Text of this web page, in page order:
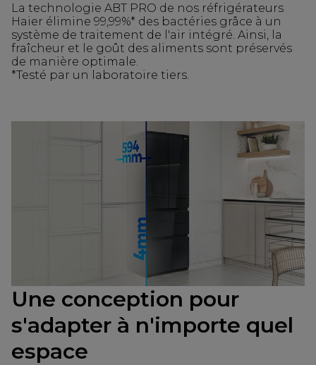
La technologie ABT PRO de nos réfrigérateurs
Haier élimine 99,99%* des bactéries grâce à un
système de traitement de l'air intégré. Ainsi, la
fraîcheur et le goût des aliments sont préservés
de manière optimale.
*Testé par un laboratoire tiers.
Une conception pour
s'adapter à n'importe quel
espace